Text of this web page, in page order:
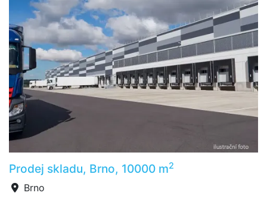
Prodej skladu, Brno, 10000 m2
Brno